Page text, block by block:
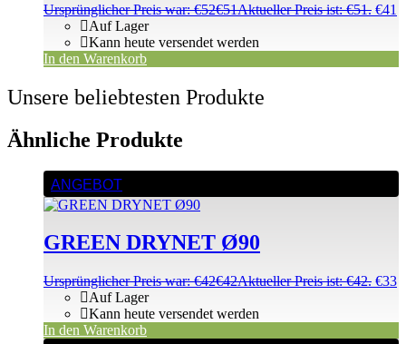
Ursprünglicher Preis war: €52€51Aktueller Preis ist: €51. €41
Auf Lager
Kann heute versendet werden
In den Warenkorb
Unsere beliebtesten Produkte
Ähnliche Produkte
ANGEBOT
GREEN DRYNET Ø90
Ursprünglicher Preis war: €42€42Aktueller Preis ist: €42. €33
Auf Lager
Kann heute versendet werden
In den Warenkorb